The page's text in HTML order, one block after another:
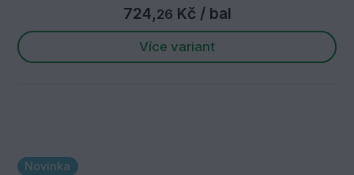
724,26 Kč / bal
Více variant
Novinka